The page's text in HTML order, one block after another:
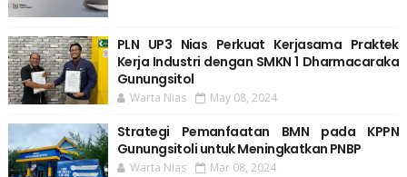
PLN UP3 Nias Perkuat Kerjasama Praktek
Kerja Industri dengan SMKN 1 Dharmacaraka
Gunungsitol
Warta Nias May 08, 2024
Strategi Pemanfaatan BMN pada KPPN
Gunungsitoli untuk Meningkatkan PNBP
Warta Nias Mar 08, 2024